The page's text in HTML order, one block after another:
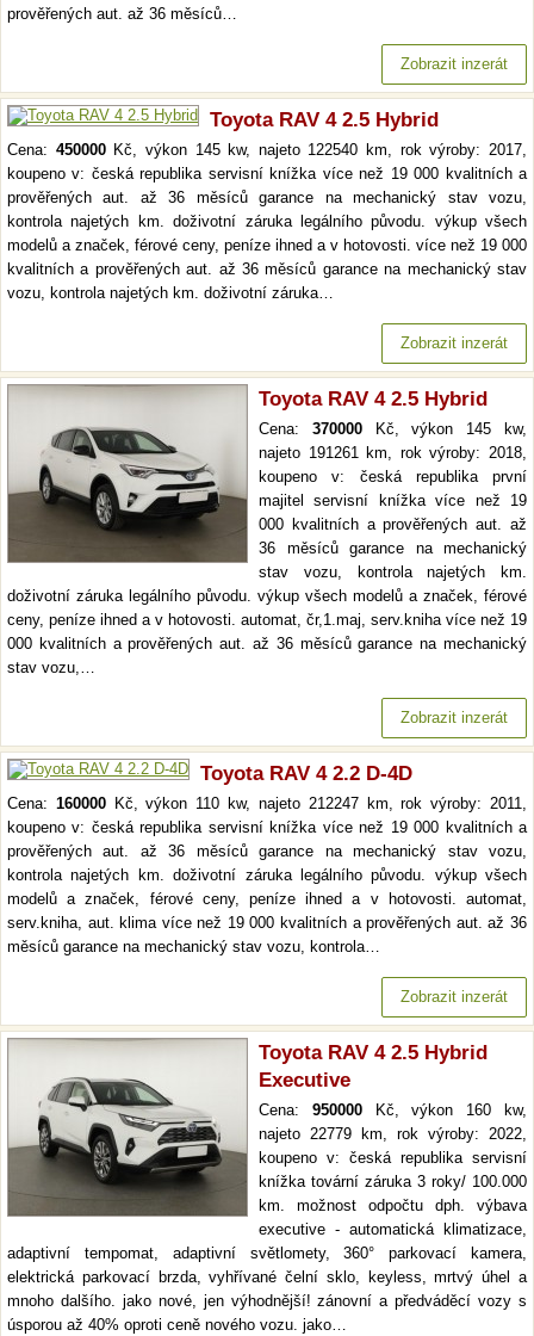
prověřených aut. až 36 měsíců…
Zobrazit inzerát
Toyota RAV 4 2.5 Hybrid
Cena: 450000Kč, výkon 145 kw, najeto 122540 km, rok výroby: 2017,
koupeno v: česká republika servisní knížka více než 19 000 kvalitních a
prověřených aut. až 36 měsíců garance na mechanický stav vozu,
kontrola najetých km. doživotní záruka legálního původu. výkup všech
modelů a značek, férové ceny, peníze ihned a v hotovosti. více než 19 000
kvalitních a prověřených aut. až 36 měsíců garance na mechanický stav
vozu, kontrola najetých km. doživotní záruka…
Zobrazit inzerát
Toyota RAV 4 2.5 Hybrid
Cena: 370000Kč, výkon 145 kw,
najeto 191261 km, rok výroby: 2018,
koupeno v: česká republika první
majitel servisní knížka více než 19
000 kvalitních a prověřených aut. až
36 měsíců garance na mechanický
stav vozu, kontrola najetých km.
doživotní záruka legálního původu. výkup všech modelů a značek, férové
ceny, peníze ihned a v hotovosti. automat, čr,1.maj, serv.kniha více než 19
000 kvalitních a prověřených aut. až 36 měsíců garance na mechanický
stav vozu,…
Zobrazit inzerát
Toyota RAV 4 2.2 D-4D
Cena: 160000Kč, výkon 110 kw, najeto 212247 km, rok výroby: 2011,
koupeno v: česká republika servisní knížka více než 19 000 kvalitních a
prověřených aut. až 36 měsíců garance na mechanický stav vozu,
kontrola najetých km. doživotní záruka legálního původu. výkup všech
modelů a značek, férové ceny, peníze ihned a v hotovosti. automat,
serv.kniha, aut. klima více než 19 000 kvalitních a prověřených aut. až 36
měsíců garance na mechanický stav vozu, kontrola…
Zobrazit inzerát
Toyota RAV 4 2.5 Hybrid
Executive
Cena: 950000Kč, výkon 160 kw,
najeto 22779 km, rok výroby: 2022,
koupeno v: česká republika servisní
knížka tovární záruka 3 roky/ 100.000
km. možnost odpočtu dph. výbava
executive - automatická klimatizace,
adaptivní tempomat, adaptivní světlomety, 360° parkovací kamera,
elektrická parkovací brzda, vyhřívané čelní sklo, keyless, mrtvý úhel a
mnoho dalšího. jako nové, jen výhodnější! zánovní a předváděcí vozy s
úsporou až 40% oproti ceně nového vozu. jako…